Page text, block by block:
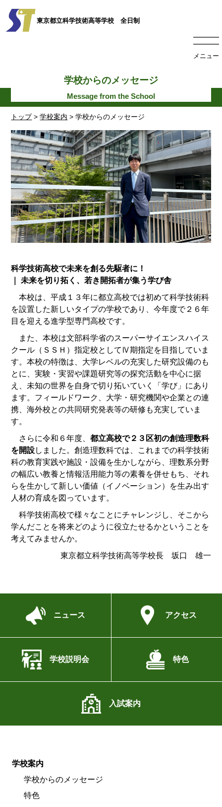
東京都立科学技術高等学校 全日制
メニュー
トップ>学校案内 > 学校からのメッセージ
学校からのメッセージ
科学技術高校で未来を創る先駆者に！
｜ 未来を切り拓く、若き開拓者が集う学び舎
本校は、平成１３年に都立高校では初めて科学技術科
を設置した新しいタイプの学校であり、今年度で２６年
目を迎える進学型専門高校です。
また、本校は文部科学省のスーパーサイエンスハイス
クール（ＳＳＨ）指定校としてⅣ期指定を目指していま
す。本校の特徴は、大学レベルの充実した研究設備のも
とに、実験・実習や課題研究等の探究活動を中心に据
え、未知の世界を自身で切り拓いていく「学び」にあり
ます。フィールドワーク、大学・研究機関や企業との連
携、海外校との共同研究発表等の研修も充実していま
す。
さらに令和６年度、都立高校で２３区初の創造理数科
を開設しました。創造理数科では、これまでの科学技術
科の教育実践や施設・設備を生かしながら、理数系分野
の幅広い教養と情報活用能力等の素養を併せもち、それ
らを生かして新しい価値（イノベーション）を生み出す
人材の育成を図っています。
科学技術高校で様々なことにチャレンジし、そこから
学んだことを将来どのように役立たせるかということを
考えてみませんか。
東京都立科学技術高等学校長 坂口 雄一
ニュース アクセス
学校説明会 特色
入試案内
学校案内
学校からのメッセージ
特色